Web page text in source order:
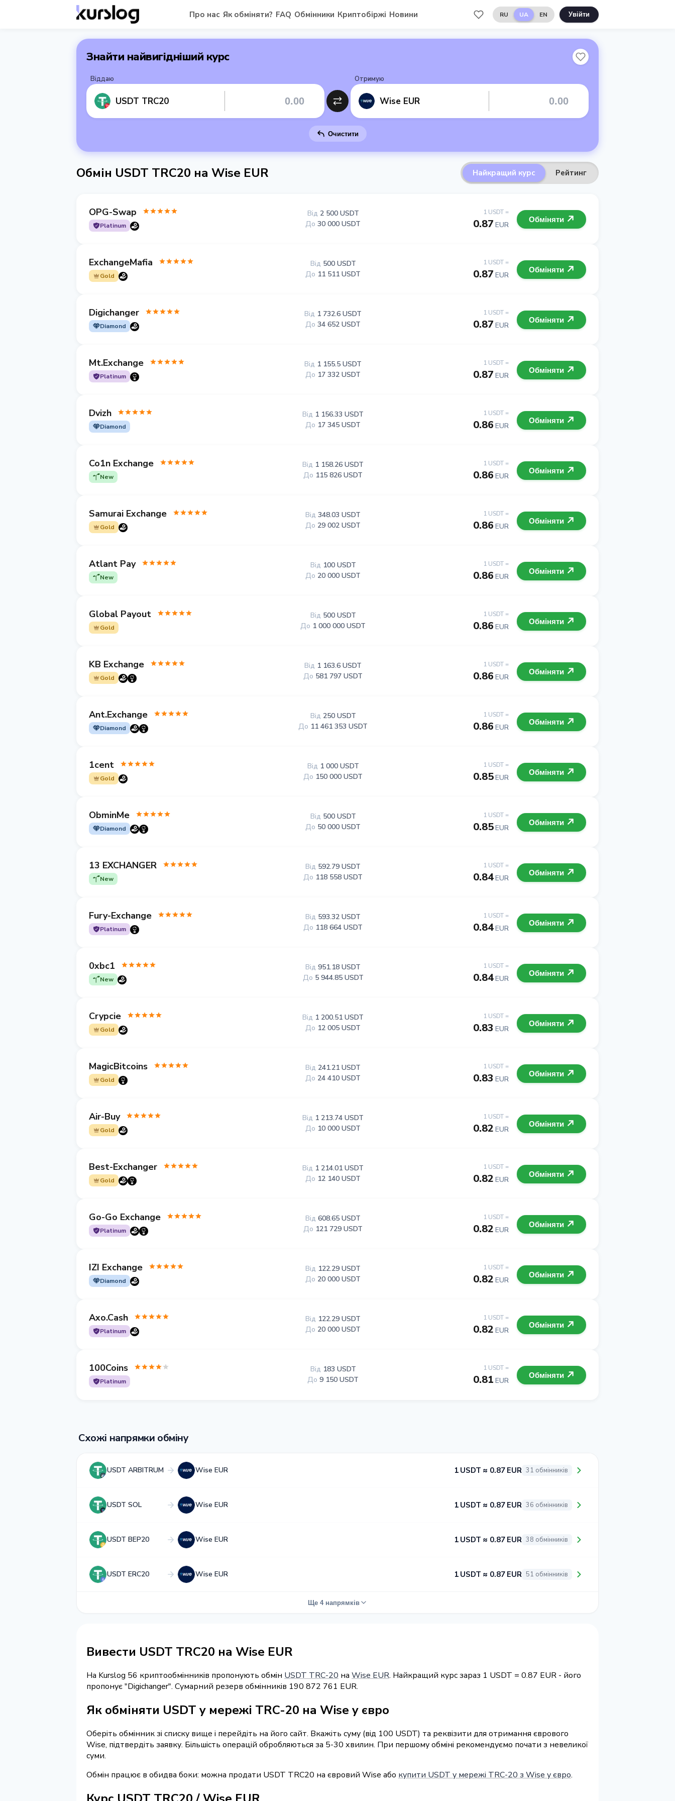
Про нас Як обміняти? FAQ Обмінники Криптобіржі Новини RU UA EN Увійти
Знайти найвигідніший курс
Віддаю
USDT TRC20
Отримую
Wise EUR
Очистити
Обмін USDT TRC20 на Wise EUR Найкращий курс Рейтинг
OPG-Swap
Platinum
1 USDT =
0.87 EUR
Від 2 500 USDT
До 30 000 USDT Обміняти
ExchangeMafia
Gold
1 USDT =
0.87 EUR
Від 500 USDT
До 11 511 USDT Обміняти
Digichanger
Diamond
1 USDT =
0.87 EUR
Від 1 732.6 USDT
До 34 652 USDT Обміняти
Mt.Exchange
Platinum
1 USDT =
0.87 EUR
Від 1 155.5 USDT
До 17 332 USDT Обміняти
Dvizh
Diamond
1 USDT =
0.86 EUR
Від 1 156.33 USDT
До 17 345 USDT Обміняти
Co1n Exchange
New
1 USDT =
0.86 EUR
Від 1 158.26 USDT
До 115 826 USDT Обміняти
Samurai Exchange
Gold
1 USDT =
0.86 EUR
Від 348.03 USDT
До 29 002 USDT Обміняти
Atlant Pay
New
1 USDT =
0.86 EUR
Від 100 USDT
До 20 000 USDT Обміняти
Global Payout
Gold
1 USDT =
0.86 EUR
Від 500 USDT
До 1 000 000 USDT Обміняти
KB Exchange
Gold
1 USDT =
0.86 EUR
Від 1 163.6 USDT
До 581 797 USDT Обміняти
Ant.Exchange
Diamond
1 USDT =
0.86 EUR
Від 250 USDT
До 11 461 353 USDT Обміняти
1cent
Gold
1 USDT =
0.85EUR
Від 1 000 USDT
До 150 000 USDT Обміняти
ObminMe
Diamond
1 USDT =
0.85EUR
Від 500 USDT
До 50 000 USDT Обміняти
13 EXCHANGER
New
1 USDT =
0.84EUR
Від 592.79 USDT
До 118 558 USDT Обміняти
Fury-Exchange
Platinum
1 USDT =
0.84EUR
Від 593.32 USDT
До 118 664 USDT Обміняти
0xbc1
New
1 USDT =
0.84EUR
Від 951.18 USDT
До 5 944.85 USDT Обміняти
Crypcie
Gold
1 USDT =
0.83 EUR
Від 1 200.51 USDT
До 12 005 USDT Обміняти
MagicBitcoins
Gold
1 USDT =
0.83 EUR
Від 241.21 USDT
До 24 410 USDT Обміняти
Air-Buy
Gold
1 USDT =
0.82 EUR
Від 1 213.74 USDT
До 10 000 USDT Обміняти
Best-Exchanger
Gold
1 USDT =
0.82 EUR
Від 1 214.01 USDT
До 12 140 USDT Обміняти
Go-Go Exchange
Platinum
1 USDT =
0.82 EUR
Від 608.65 USDT
До 121 729 USDT Обміняти
IZI Exchange
Diamond
1 USDT =
0.82 EUR
Від 122.29 USDT
До 20 000 USDT Обміняти
Axo.Cash
Platinum
1 USDT =
0.82 EUR
Від 122.29 USDT
До 20 000 USDT Обміняти
100Coins
Platinum
1 USDT =
0.81 EUR
Від 183 USDT
До 9 150 USDT Обміняти
Схожі напрямки обміну
USDT ARBITRUM Wise EUR 1 USDT ≈ 0.87 EUR 31 обмінників
USDT SOL Wise EUR 1 USDT ≈ 0.87 EUR 36 обмінників
USDT BEP20 Wise EUR 1 USDT ≈ 0.87 EUR 38 обмінників
USDT ERC20 Wise EUR 1 USDT ≈ 0.87 EUR 51 обмінників
Ще 4 напрямків
Вивести USDT TRC20 на Wise EUR
На Kurslog 56 криптообмінників пропонують обмін USDT TRC-20 на Wise EUR. Найкращий курс зараз 1 USDT = 0.87 EUR - його
пропонує "Digichanger". Сумарний резерв обмінників 190 872 761 EUR.
Як обміняти USDT у мережі TRC-20 на Wise у євро
Оберіть обмінник зі списку вище і перейдіть на його сайт. Вкажіть суму (від 100 USDT) та реквізити для отримання єврового
Wise, підтвердіть заявку. Більшість операцій обробляються за 5-30 хвилин. При першому обміні рекомендуємо почати з невеликої
суми.
Обмін працює в обидва боки: можна продати USDT TRC20 на євровий Wise або купити USDT у мережі TRC-20 з Wise у євро.